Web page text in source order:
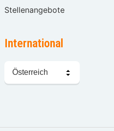
Stellenangebote
International
Sprache
wählen